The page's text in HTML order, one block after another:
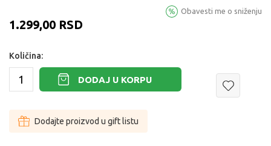
1.299,00 RSD
Obavesti me o sniženju
Količina:
DODAJ U KORPU
Dodajte proizvod u gift listu